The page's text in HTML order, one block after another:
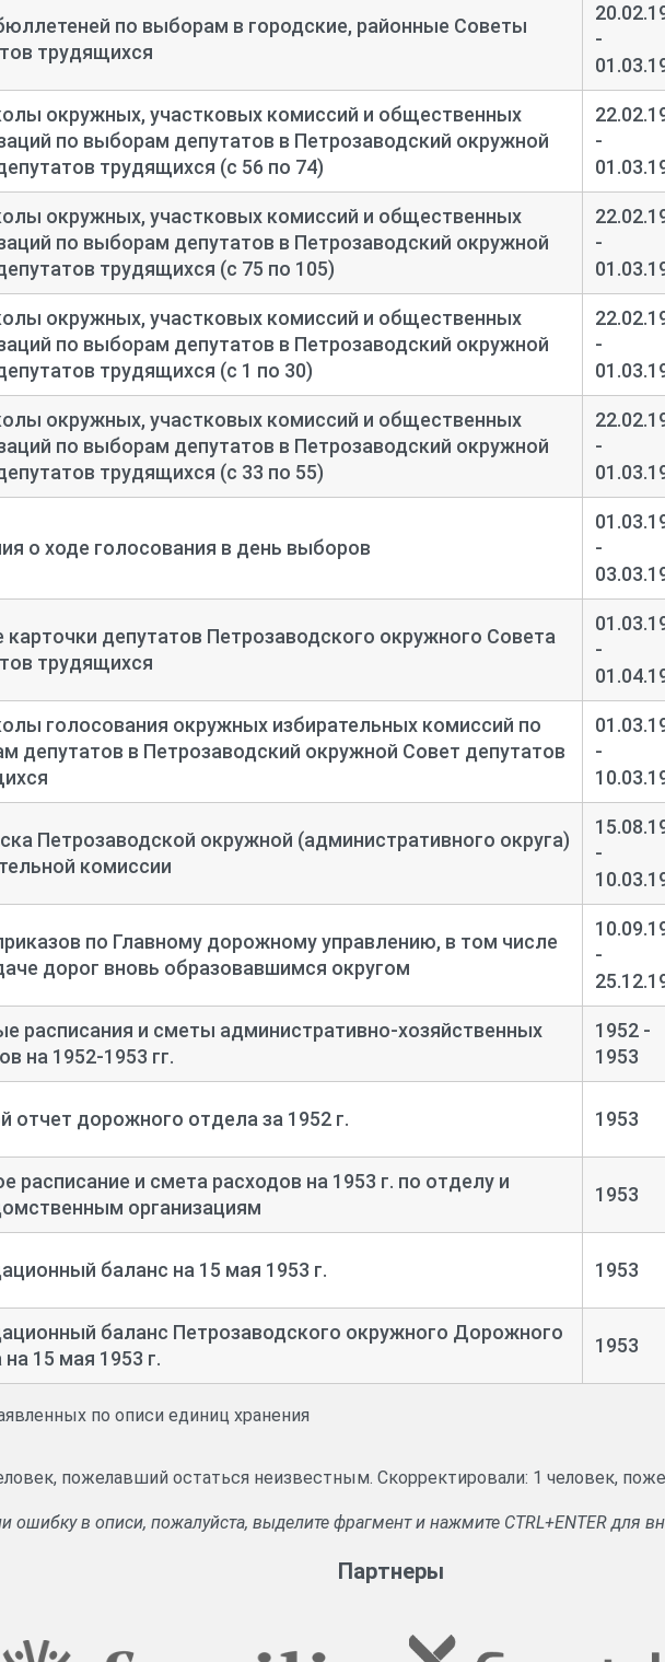
по выборам в городские, районные Советы
трудящихся
-
окружных, участковых комиссий и общественных
по выборам депутатов в Петрозаводский окружной
трудящихся (с 56 по 74)
-
окружных, участковых комиссий и общественных
по выборам депутатов в Петрозаводский окружной
трудящихся (с 75 по 105)
-
окружных, участковых комиссий и общественных
по выборам депутатов в Петрозаводский окружной
трудящихся (с 1 по 30)
-
окружных, участковых комиссий и общественных
по выборам депутатов в Петрозаводский окружной
трудящихся (с 33 по 55)
-
о ходе голосования в день выборов
-
депутатов Петрозаводского окружного Совета
трудящихся
-
голосования окружных избирательных комиссий по
депутатов в Петрозаводский окружной Совет депутатов
-
Петрозаводской окружной (административного округа)
комиссии
-
по Главному дорожному управлению, в том числе
дорог вновь образовавшимся округом
-
расписания и сметы административно-хозяйственных
на 1952-1953 гг.
1952 -
1953
отчет дорожного отдела за 1952 г. 1953
расписание и смета расходов на 1953 г. по отделу и
организациям
1953
баланс на 15 мая 1953 г. 1953
баланс Петрозаводского окружного Дорожного
15 мая 1953 г.
1953
по описи единиц хранения
пожелавший остаться неизвестным. Скорректировали: 1 человек,
ошибку в описи, пожалуйста, выделите фрагмент и нажмите CTRL+ENTER для
Партнеры